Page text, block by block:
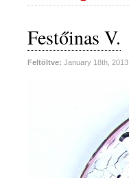
Festőinas V.
Feltöltve: January 18th, 2013